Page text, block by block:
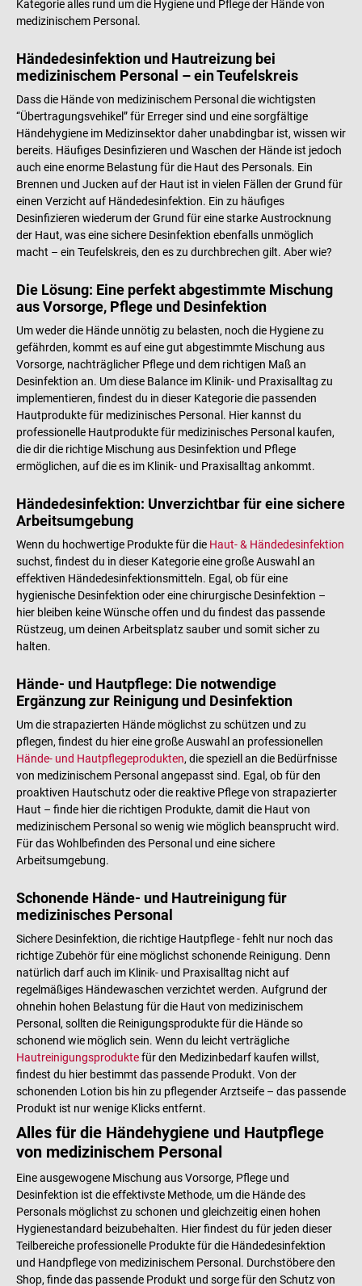
Kategorie alles rund um die Hygiene und Pflege der Hände von
medizinischem Personal.
Händedesinfektion und Hautreizung bei
medizinischem Personal – ein Teufelskreis
Dass die Hände von medizinischem Personal die wichtigsten
“Übertragungsvehikel” für Erreger sind und eine sorgfältige
Händehygiene im Medizinsektor daher unabdingbar ist, wissen wir
bereits. Häufiges Desinfizieren und Waschen der Hände ist jedoch
auch eine enorme Belastung für die Haut des Personals. Ein
Brennen und Jucken auf der Haut ist in vielen Fällen der Grund für
einen Verzicht auf Händedesinfektion. Ein zu häufiges
Desinfizieren wiederum der Grund für eine starke Austrocknung
der Haut, was eine sichere Desinfektion ebenfalls unmöglich
macht – ein Teufelskreis, den es zu durchbrechen gilt. Aber wie?
Die Lösung: Eine perfekt abgestimmte Mischung
aus Vorsorge, Pflege und Desinfektion
Um weder die Hände unnötig zu belasten, noch die Hygiene zu
gefährden, kommt es auf eine gut abgestimmte Mischung aus
Vorsorge, nachträglicher Pflege und dem richtigen Maß an
Desinfektion an. Um diese Balance im Klinik- und Praxisalltag zu
implementieren, findest du in dieser Kategorie die passenden
Hautprodukte für medizinisches Personal. Hier kannst du
professionelle Hautprodukte für medizinisches Personal kaufen,
die dir die richtige Mischung aus Desinfektion und Pflege
ermöglichen, auf die es im Klinik- und Praxisalltag ankommt.
Händedesinfektion: Unverzichtbar für eine sichere
Arbeitsumgebung
Wenn du hochwertige Produkte für die Haut- & Händedesinfektion
suchst, findest du in dieser Kategorie eine große Auswahl an
effektiven Händedesinfektionsmitteln. Egal, ob für eine
hygienische Desinfektion oder eine chirurgische Desinfektion –
hier bleiben keine Wünsche offen und du findest das passende
Rüstzeug, um deinen Arbeitsplatz sauber und somit sicher zu
halten.
Hände- und Hautpflege: Die notwendige
Ergänzung zur Reinigung und Desinfektion
Um die strapazierten Hände möglichst zu schützen und zu
pflegen, findest du hier eine große Auswahl an professionellen
Hände- und Hautpflegeprodukten, die speziell an die Bedürfnisse
von medizinischem Personal angepasst sind. Egal, ob für den
proaktiven Hautschutz oder die reaktive Pflege von strapazierter
Haut – finde hier die richtigen Produkte, damit die Haut von
medizinischem Personal so wenig wie möglich beansprucht wird.
Für das Wohlbefinden des Personal und eine sichere
Arbeitsumgebung.
Schonende Hände- und Hautreinigung für
medizinisches Personal
Sichere Desinfektion, die richtige Hautpflege - fehlt nur noch das
richtige Zubehör für eine möglichst schonende Reinigung. Denn
natürlich darf auch im Klinik- und Praxisalltag nicht auf
regelmäßiges Händewaschen verzichtet werden. Aufgrund der
ohnehin hohen Belastung für die Haut von medizinischem
Personal, sollten die Reinigungsprodukte für die Hände so
schonend wie möglich sein. Wenn du leicht verträgliche
Hautreinigungsproduktefür den Medizinbedarf kaufen willst,
findest du hier bestimmt das passende Produkt. Von der
schonenden Lotion bis hin zu pflegender Arztseife – das passende
Produkt ist nur wenige Klicks entfernt.
Alles für die Händehygiene und Hautpflege
von medizinischem Personal
Eine ausgewogene Mischung aus Vorsorge, Pflege und
Desinfektion ist die effektivste Methode, um die Hände des
Personals möglichst zu schonen und gleichzeitig einen hohen
Hygienestandard beizubehalten. Hier findest du für jeden dieser
Teilbereiche professionelle Produkte für die Händedesinfektion
und Handpflege von medizinischem Personal. Durchstöbere den
Shop, finde das passende Produkt und sorge für den Schutz von